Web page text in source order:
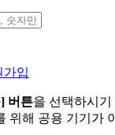
가입
버튼을 선택하시기
위해 공용 기기가